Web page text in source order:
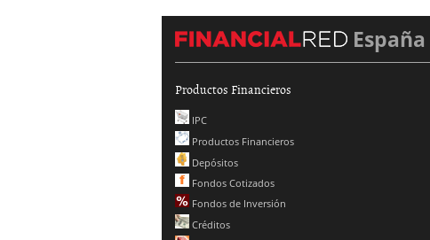
España
Productos Financieros
IPC
Productos Financieros
Depósitos
Fondos Cotizados
Fondos de Inversión
Créditos